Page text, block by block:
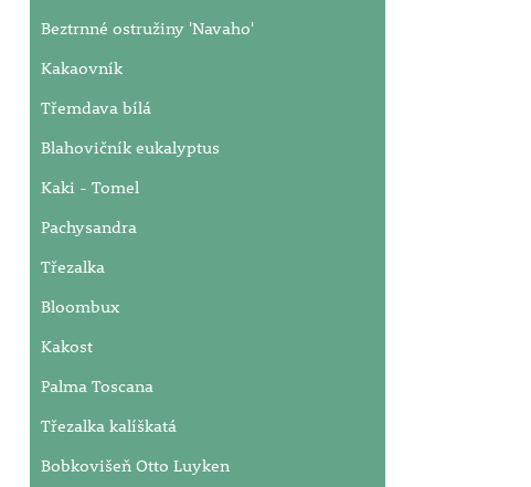
Beztrnné ostružiny 'Navaho'
Kakaovník
Třemdava bílá
Blahovičník eukalyptus
Kaki - Tomel
Pachysandra
Třezalka
Bloombux
Kakost
Palma Toscana
Třezalka kalíškatá
Bobkovišeň Otto Luyken